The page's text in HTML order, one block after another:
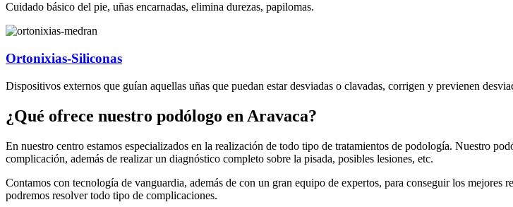
Cuidado básico del pie, uñas encarnadas, elimina durezas, papilomas.
Ortonixias-Siliconas
Dispositivos externos que guían aquellas uñas que puedan estar desviadas o clavadas, corrigen y previenen
¿Qué ofrece nuestro podólogo en Aravaca?
En nuestro centro estamos especializados en la realización de todo tipo de tratamientos de podología. Nuestro
complicación, además de realizar un diagnóstico completo sobre la pisada, posibles lesiones, etc.
Contamos con tecnología de vanguardia, además de con un gran equipo de expertos, para conseguir los
podremos resolver todo tipo de complicaciones.